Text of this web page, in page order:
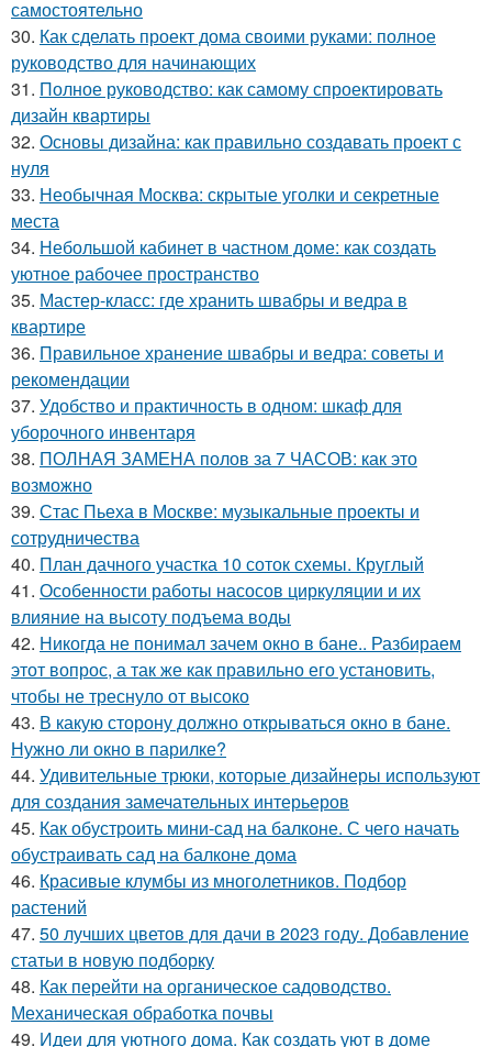
самостоятельно
30. Как сделать проект дома своими руками: полное
руководство для начинающих
31. Полное руководство: как самому спроектировать
дизайн квартиры
32. Основы дизайна: как правильно создавать проект с
нуля
33. Необычная Москва: скрытые уголки и секретные
места
34. Небольшой кабинет в частном доме: как создать
уютное рабочее пространство
35. Мастер-класс: где хранить швабры и ведра в
квартире
36. Правильное хранение швабры и ведра: советы и
рекомендации
37. Удобство и практичность в одном: шкаф для
уборочного инвентаря
38. ПОЛНАЯ ЗАМЕНА полов за 7 ЧАСОВ: как это
возможно
39. Стас Пьеха в Москве: музыкальные проекты и
сотрудничества
40. План дачного участка 10 соток схемы. Круглый
41. Особенности работы насосов циркуляции и их
влияние на высоту подъема воды
42. Никогда не понимал зачем окно в бане.. Разбираем
этот вопрос, а так же как правильно его установить,
чтобы не треснуло от высоко
43. В какую сторону должно открываться окно в бане.
Нужно ли окно в парилке?
44. Удивительные трюки, которые дизайнеры используют
для создания замечательных интерьеров
45. Как обустроить мини-сад на балконе. С чего начать
обустраивать сад на балконе дома
46. Красивые клумбы из многолетников. Подбор
растений
47. 50 лучших цветов для дачи в 2023 году. Добавление
статьи в новую подборку
48. Как перейти на органическое садоводство.
Механическая обработка почвы
49. Идеи для уютного дома. Как создать уют в доме